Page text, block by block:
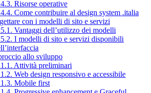
Risorse operative
Come contribuire al design system .italia
con i modelli di sito e servizi
Vantaggi dell’utilizzo dei modelli
I modelli di sito e servizi disponibili
allo sviluppo
Attività preliminari
Web design responsivo e accessibile
Mobile first